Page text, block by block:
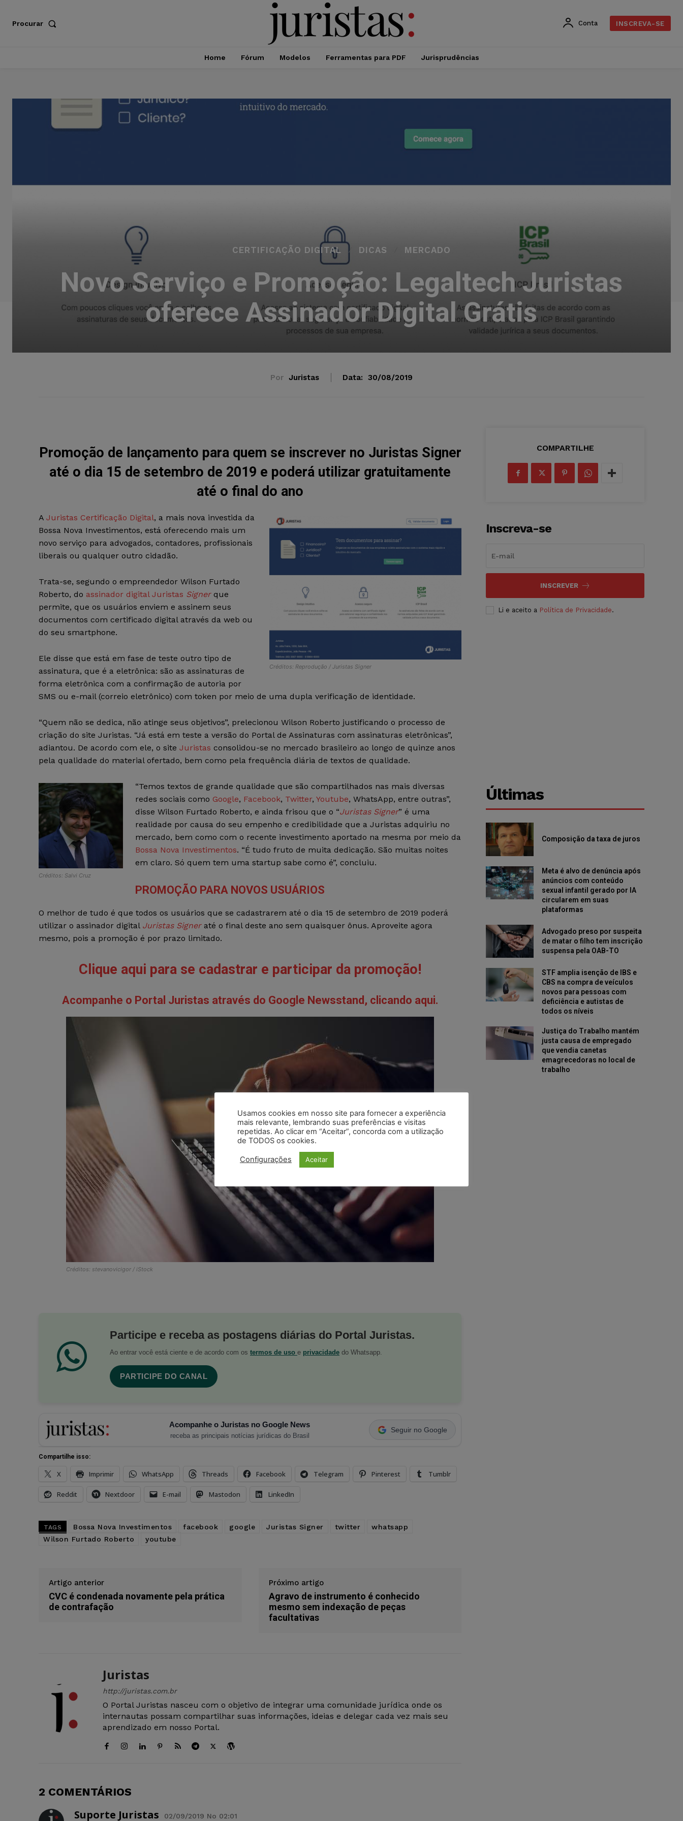
Procurar Conta INSCREVA-SE
Home Fórum Modelos Ferramentas para PDF Jurisprudências
CERTIFICAÇÃO DIGITAL DICAS MERCADO
Novo Serviço e Promoção: Legaltech Juristas
oferece Assinador Digital Grátis
Por Juristas Data: 30/08/2019
Promoção de lançamento para quem se inscrever no Juristas Signer
até o dia 15 de setembro de 2019 e poderá utilizar gratuitamente
até o final do ano
Créditos: Reprodução / Juristas Signer
A Juristas Certificação Digital, a mais nova investida da
Bossa Nova Investimentos, está oferecendo mais um
novo serviço para advogados, contadores, profissionais
liberais ou qualquer outro cidadão.
Trata-se, segundo o empreendedor Wilson Furtado
Roberto, do assinador digital Juristas Signer que
permite, que os usuários enviem e assinem seus
documentos com certificado digital através da web ou
do seu smartphone.
Ele disse que está em fase de teste outro tipo de
assinatura, que é a eletrônica: são as assinaturas de
forma eletrônica com a confirmação de autoria por
SMS ou e-mail (correio eletrônico) com token por meio de uma dupla verificação de identidade.
“Quem não se dedica, não atinge seus objetivos”, prelecionou Wilson Roberto justificando o processo de
criação do site Juristas. “Já está em teste a versão do Portal de Assinaturas com assinaturas eletrônicas”,
adiantou. De acordo com ele, o site Juristas consolidou-se no mercado brasileiro ao longo de quinze anos
pela qualidade do material ofertado, bem como pela frequência diária de textos de qualidade.
Créditos: Salvi Cruz
“Temos textos de grande qualidade que são compartilhados nas mais diversas
redes sociais como Google, Facebook, Twitter, Youtube, WhatsApp, entre outras”,
disse Wilson Furtado Roberto, e ainda frisou que o “Juristas Signer” é uma
realidade por causa do seu empenho e credibilidade que a Juristas adquiriu no
mercado, bem como com o recente investimento aportado na mesma por meio da
Bossa Nova Investimentos. “É tudo fruto de muita dedicação. São muitas noites
em claro. Só quem tem uma startup sabe como é”, concluiu.
PROMOÇÃO PARA NOVOS USUÁRIOS
O melhor de tudo é que todos os usuários que se cadastrarem até o dia 15 de setembro de 2019 poderá
utilizar o assinador digital Juristas Signeraté o final deste ano sem quaisquer ônus. Aproveite agora
mesmo, pois a promoção é por prazo limitado.
Clique aqui para se cadastrar e participar da promoção!
Acompanhe o Portal Juristas através do Google Newsstand, clicando aqui.
Créditos: stevanovicigor / iStock
Participe e receba as postagens diárias do Portal Juristas.
Ao entrar você está ciente e de acordo com os termos de uso e privacidade do Whatsapp.
PARTICIPE DO CANAL
Acompanhe o Juristas no Google News
receba as principais notícias jurídicas do Brasil
Seguir no Google
Compartilhe isso:
X Imprimir WhatsApp Threads Facebook Telegram Pinterest Tumblr
Reddit Nextdoor E-mail Mastodon LinkedIn
TAGS Bossa Nova Investimentos facebook google Juristas Signer twitter
whatsapp
Wilson Furtado Roberto
youtube
Artigo anterior
CVC é condenada novamente pela prática
de contrafação
Próximo artigo
Agravo de instrumento é conhecido
mesmo sem indexação de peças
facultativas
Juristas
http://juristas.com.br
O Portal Juristas nasceu com o objetivo de integrar uma comunidade jurídica onde os
internautas possam compartilhar suas informações, ideias e delegar cada vez mais seu
aprendizado em nosso Portal.
2 COMENTÁRIOS
Suporte Juristas 02/09/2019 No 02:01
COMPARTILHE
Inscreva-se
INSCREVER
Li e aceito a Política de Privacidade.
Últimas
Composição da taxa de juros
Meta é alvo de denúncia após
anúncios com conteúdo
sexual infantil gerado por IA
circularem em suas
plataformas
Advogado preso por suspeita
de matar o filho tem inscrição
suspensa pela OAB-TO
STF amplia isenção de IBS e
CBS na compra de veículos
novos para pessoas com
deficiência e autistas de
todos os níveis
Justiça do Trabalho mantém
justa causa de empregado
que vendia canetas
emagrecedoras no local de
trabalho
Usamos cookies em nosso site para fornecer a experiência
mais relevante, lembrando suas preferências e visitas
repetidas. Ao clicar em “Aceitar”, concorda com a utilização
de TODOS os cookies.
Configurações Aceitar